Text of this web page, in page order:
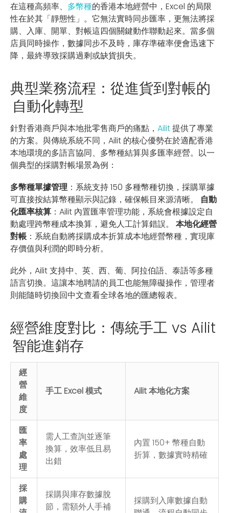
在這種高頻率、 多幣種的香港本地經營中，Excel 的局限
性在於其「靜態性」。它無法實時同步匯率，更無法將採
購、入庫、開單、對帳這四個關鍵動作聯動起來。當多個
店員同時操作，數據同步不及時，庫存準確率便會迅速下
降，最終導致採購過剩或缺貨損失。
典型業務流程：從進貨到對帳的
自動化轉型
針對香港商戶與本地批零售商戶的痛點， Ailit提供了專業
的方案。與傳統系統不同，Ailit 的核心優勢在於適配香港
本地環境的多語言協同、多幣種結算與多匯率經營。以一
個典型的採購對帳場景為例：
多幣種單據管理：系統支持 150 多種幣種切換，採購單據
可直接按結算幣種顯示與記錄，確保帳目來源清晰。 自動
化匯率核算 ：Ailit 內置匯率管理功能，系統會根據設定自
動處理跨幣種成本換算，避免人工計算錯誤。 本地化經營
對帳：系統自動將採購成本折算成本地經營幣種，實現庫
存價值與利潤的即時分析。
此外，Ailit 支持中、英、西、葡、阿拉伯語、泰語等多種
語言切換。這讓本地聘請的員工也能無障礙操作，管理者
則能隨時切換回中文查看全球各地的匯總報表。
經營維度對比：傳統手工 vs Ailit
智能進銷存
經
營
維
度
手工 Excel 模式 Ailit 本地化方案
匯
率
處
理
需人工查詢並逐筆
換算，效率低且易
出錯
內置 150+ 幣種自動
折算，數據實時精確
採
購
採購與庫存數據脫
節，需額外人手補
採購到入庫數據自動